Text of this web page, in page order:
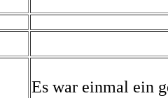
Es war einmal ein